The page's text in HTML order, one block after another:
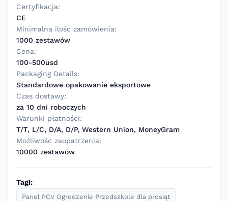
Certyfikacja:
CE
Minimalna ilość zamówienia:
1000 zestawów
Cena:
100-500usd
Packaging Details:
Standardowe opakowanie eksportowe
Czas dostawy:
za 10 dni roboczych
Warunki płatności:
T/T, L/C, D/A, D/P, Western Union, MoneyGram
Możliwość zaopatrzenia:
10000 zestawów
Tagi:
Panel PCV Ogrodzenie Przedszkole dla prosiąt